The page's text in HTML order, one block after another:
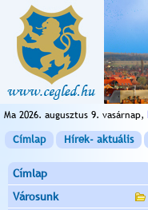
Ma 2026. augusztus 9. vasárnap,
Címlap Hírek- aktuális
Címlap
Városunk